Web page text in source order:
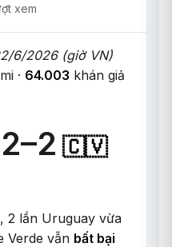
xem
6/2026 (giờ VN)
· 64.003 khán giả
2–2 🇨🇻
, 2 lần Uruguay vừa
Verde vẫn bất bại